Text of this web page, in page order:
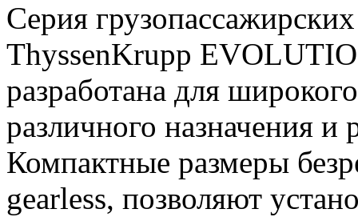
Серия
ThyssenKrupp
разработана для
различного назначения и
Компактные размеры
gearless, позволяют